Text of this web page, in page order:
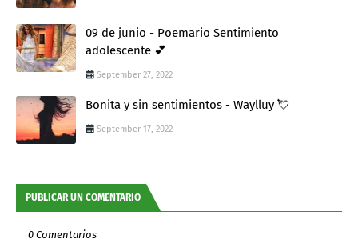
09 de junio - Poemario Sentimiento
adolescente 💕
September 27, 2022
Bonita y sin sentimientos - Waylluy 💘
September 17, 2022
PUBLICAR UN COMENTARIO
0 Comentarios